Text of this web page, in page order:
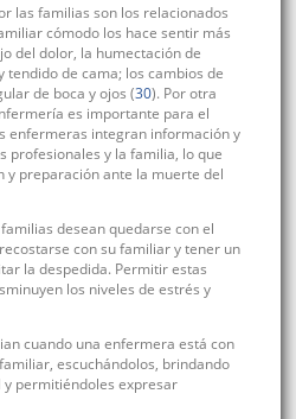
las familias son los relacionados
cómodo los hace sentir más
del dolor, la humectación de
tendido de cama; los cambios de
de boca y ojos (30). Por otra
es importante para el
enfermeras integran información y
profesionales y la familia, lo que
preparación ante la muerte del
desean quedarse con el
con su familiar y tener un
la despedida. Permitir estas
los niveles de estrés y
cuando una enfermera está con
escuchándolos, brindando
permitiéndoles expresar